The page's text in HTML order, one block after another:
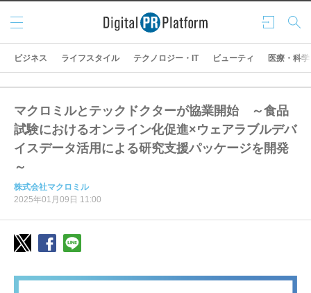
ログ
イン
検索
メニ
ュー
ビジネス ライフスタイル テクノロジー・IT ビューティ 医療・科学
マクロミルとテックドクターが協業開始 ～食品
試験におけるオンライン化促進×ウェアラブルデバ
イスデータ活用による研究支援パッケージを開発
～
株式会社マクロミル
2025年01月09日 11:00